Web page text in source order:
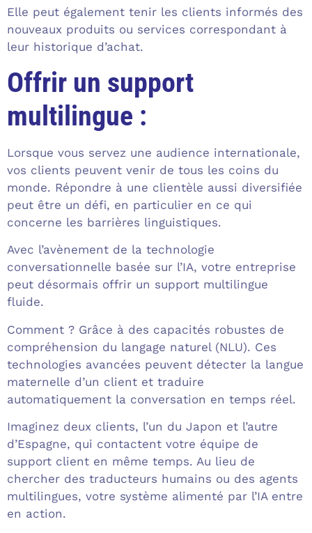
Elle peut également tenir les clients informés des
nouveaux produits ou services correspondant à
leur historique d’achat.
Offrir un support
multilingue :
Lorsque vous servez une audience internationale,
vos clients peuvent venir de tous les coins du
monde. Répondre à une clientèle aussi diversifiée
peut être un défi, en particulier en ce qui
concerne les barrières linguistiques.
Avec l’avènement de la technologie
conversationnelle basée sur l’IA, votre entreprise
peut désormais offrir un support multilingue
fluide.
Comment ? Grâce à des capacités robustes de
compréhension du langage naturel (NLU). Ces
technologies avancées peuvent détecter la langue
maternelle d’un client et traduire
automatiquement la conversation en temps réel.
Imaginez deux clients, l’un du Japon et l’autre
d’Espagne, qui contactent votre équipe de
support client en même temps. Au lieu de
chercher des traducteurs humains ou des agents
multilingues, votre système alimenté par l’IA entre
en action.